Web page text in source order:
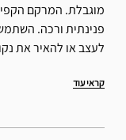
מוגבלת. המרקם
פנינתית ורכה.
לעצב או להאיר את
קראי עוד